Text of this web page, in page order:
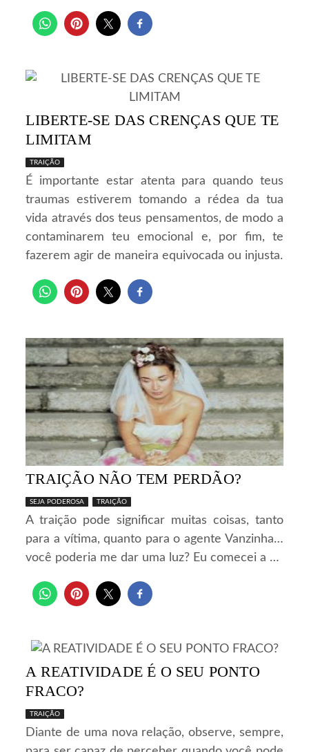
LIBERTE-SE DAS CRENÇAS QUE TE
LIMITAM
TRAIÇÃO
É importante estar atenta para quando teus
traumas estiverem tomando a rédea da tua
vida através dos teus pensamentos, de modo a
contaminarem teu emocional e, por fim, te
fazerem agir de maneira equivocada ou injusta.
TRAIÇÃO NÃO TEM PERDÃO?
SEJA PODEROSA TRAIÇÃO
A traição pode significar muitas coisas, tanto
para a vítima, quanto para o agente Vanzinha…
você poderia me dar uma luz? Eu comecei a …
A REATIVIDADE É O SEU PONTO
FRACO?
TRAIÇÃO
Diante de uma nova relação, observe, sempre,